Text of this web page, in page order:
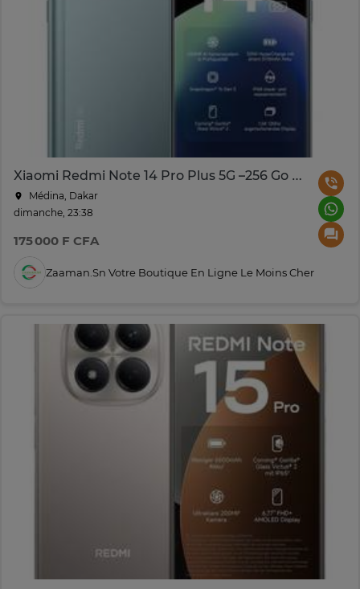
Xiaomi Redmi Note 14 Pro Plus 5G –256 Go RAM – 12 Go
Médina, Dakar
dimanche, 23:38
175 000 F CFA
Zaaman.sn Votre Boutique En Ligne Le Moins Cher